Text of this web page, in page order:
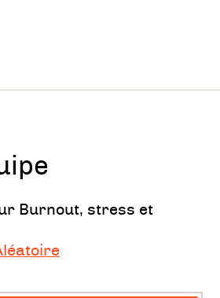
burnout afin de le
décodage du stress, ce
le réduire,
confort au quotidien
Burnout, stress et